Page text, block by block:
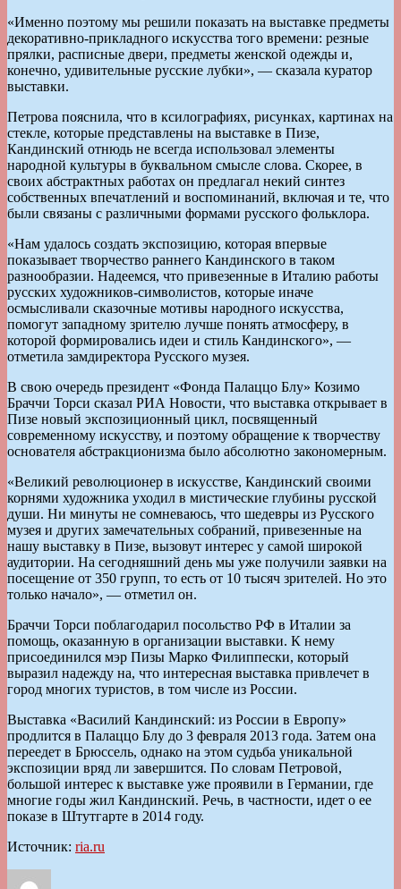
«Именно поэтому мы решили показать на выставке предметы
декоративно-прикладного искусства того времени: резные
прялки, расписные двери, предметы женской одежды и,
конечно, удивительные русские лубки», — сказала куратор
выставки.
Петрова пояснила, что в ксилографиях, рисунках, картинах на
стекле, которые представлены на выставке в Пизе,
Кандинский отнюдь не всегда использовал элементы
народной культуры в буквальном смысле слова. Скорее, в
своих абстрактных работах он предлагал некий синтез
собственных впечатлений и воспоминаний, включая и те, что
были связаны с различными формами русского фольклора.
«Нам удалось создать экспозицию, которая впервые
показывает творчество раннего Кандинского в таком
разнообразии. Надеемся, что привезенные в Италию работы
русских художников-символистов, которые иначе
осмысливали сказочные мотивы народного искусства,
помогут западному зрителю лучше понять атмосферу, в
которой формировались идеи и стиль Кандинского», —
отметила замдиректора Русского музея.
В свою очередь президент «Фонда Палаццо Блу» Козимо
Браччи Торси сказал РИА Новости, что выставка открывает в
Пизе новый экспозиционный цикл, посвященный
современному искусству, и поэтому обращение к творчеству
основателя абстракционизма было абсолютно закономерным.
«Великий революционер в искусстве, Кандинский своими
корнями художника уходил в мистические глубины русской
души. Ни минуты не сомневаюсь, что шедевры из Русского
музея и других замечательных собраний, привезенные на
нашу выставку в Пизе, вызовут интерес у самой широкой
аудитории. На сегодняшний день мы уже получили заявки на
посещение от 350 групп, то есть от 10 тысяч зрителей. Но это
только начало», — отметил он.
Браччи Торси поблагодарил посольство РФ в Италии за
помощь, оказанную в организации выставки. К нему
присоединился мэр Пизы Марко Филиппески, который
выразил надежду на, что интересная выставка привлечет в
город многих туристов, в том числе из России.
Выставка «Василий Кандинский: из России в Европу»
продлится в Палаццо Блу до 3 февраля 2013 года. Затем она
переедет в Брюссель, однако на этом судьба уникальной
экспозиции вряд ли завершится. По словам Петровой,
большой интерес к выставке уже проявили в Германии, где
многие годы жил Кандинский. Речь, в частности, идет о ее
показе в Штутгарте в 2014 году.
Источник: ria.ru